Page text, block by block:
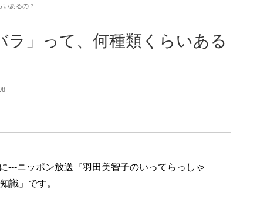
あるの？
ラ」って、何種類くらいある
---ニッポン放送『羽田美智子のいってらっしゃ
識」です。